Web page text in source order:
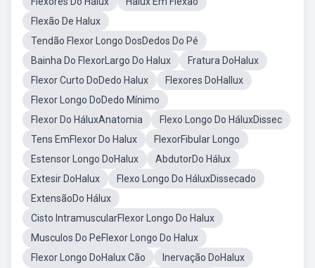
Flexão De Halux
Tendão Flexor Longo DosDedos Do Pé
Bainha Do FlexorLargo Do Halux
Fratura DoHalux
Flexor Curto DoDedo Halux
Flexores DoHallux
Flexor Longo DoDedo Mínimo
Flexor Do HáluxAnatomia
Flexo Longo Do HáluxDissec
Tens EmFlexor Do Halux
FlexorFibular Longo
Estensor Longo DoHalux
AbdutorDo Hálux
Extesir DoHalux
Flexo Longo Do HáluxDissecado
ExtensãoDo Hálux
Cisto IntramuscularFlexor Longo Do Halux
Musculos Do PeFlexor Longo Do Halux
Flexor Longo DoHalux Cão
Inervação DoHalux